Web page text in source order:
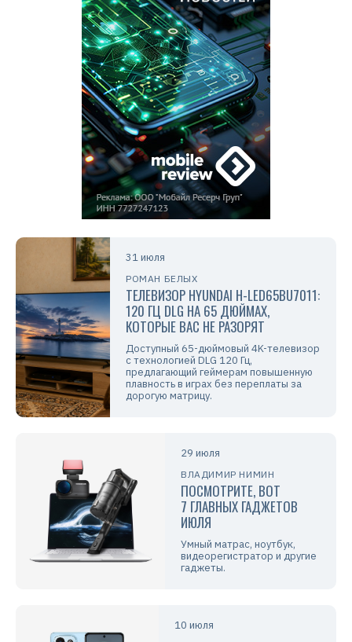
31 июля
РОМАН БЕЛЫХ
ТЕЛЕВИЗОР HYUNDAI H-LED65BU7011:
120 ГЦ DLG НА 65 ДЮЙМАХ,
КОТОРЫЕ ВАС НЕ РАЗОРЯТ
Доступный 65-дюймовый 4K-телевизор
с технологией DLG 120 Гц,
предлагающий геймерам повышенную
плавность в играх без переплаты за
дорогую матрицу.
29 июля
ВЛАДИМИР НИМИН
ПОСМОТРИТЕ, ВОТ
7 ГЛАВНЫХ ГАДЖЕТОВ
ИЮЛЯ
Умный матрас, ноутбук,
видеорегистратор и другие
гаджеты.
10 июля